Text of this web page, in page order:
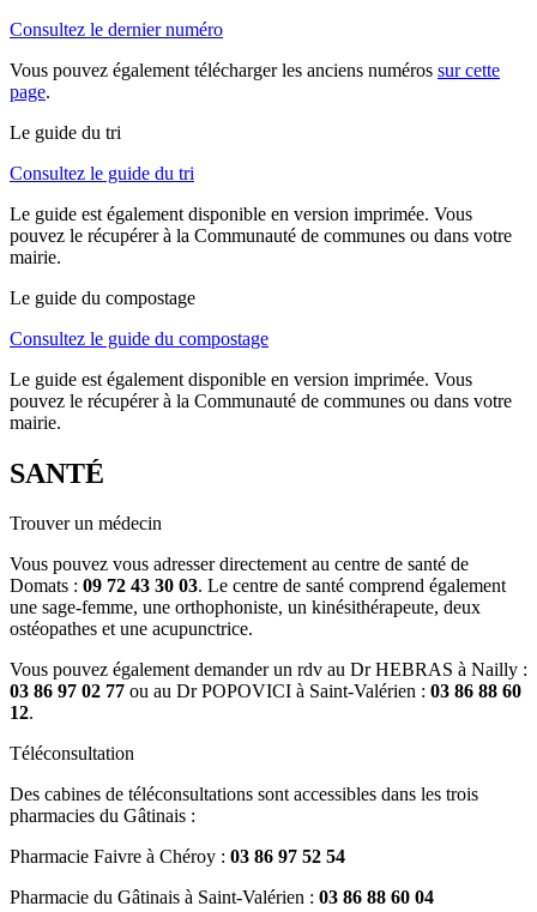
Consultez le dernier numéro
Vous pouvez également télécharger les anciens numéros sur cette
page.
Le guide du tri
Consultez le guide du tri
Le guide est également disponible en version imprimée. Vous
pouvez le récupérer à la Communauté de communes ou dans votre
mairie.
Le guide du compostage
Consultez le guide du compostage
Le guide est également disponible en version imprimée. Vous
pouvez le récupérer à la Communauté de communes ou dans votre
mairie.
SANTÉ
Trouver un médecin
Vous pouvez vous adresser directement au centre de santé de
Domats : 09 72 43 30 03. Le centre de santé comprend également
une sage-femme, une orthophoniste, un kinésithérapeute, deux
ostéopathes et une acupunctrice.
Vous pouvez également demander un rdv au Dr HEBRAS à Nailly :
03 86 97 02 77 ou au Dr POPOVICI à Saint-Valérien : 03 86 88 60
12.
Téléconsultation
Des cabines de téléconsultations sont accessibles dans les trois
pharmacies du Gâtinais :
Pharmacie Faivre à Chéroy : 03 86 97 52 54
Pharmacie du Gâtinais à Saint-Valérien : 03 86 88 60 04